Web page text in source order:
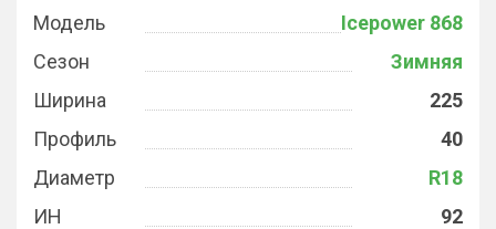
Модель
Icepower 868
Сезон
Зимняя
Ширина
225
Профиль
40
Диаметр
R18
ИН
92